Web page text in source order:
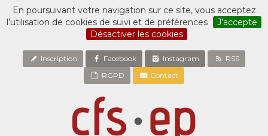
En poursuivant votre navigation sur ce site, vous acceptez
l’utilisation de cookies de suivi et de préférences
J’accepte
Désactiver les cookies
Inscription Facebook Instagram
RSS
RGPD
Contact